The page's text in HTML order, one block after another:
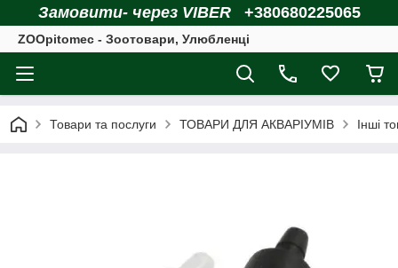
Замовити- через VIBER +380680225065
ZOOpitomec - Зоотовари, Улюбленці
Товари та послуги ТОВАРИ ДЛЯ АКВАРІУМІВ Інші